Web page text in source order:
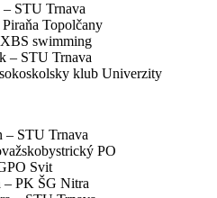
STU Trnava
Topolčany
swimming
– STU Trnava
klub Univerzity
– STU Trnava
PO
Svit
– PK ŠG Nitra